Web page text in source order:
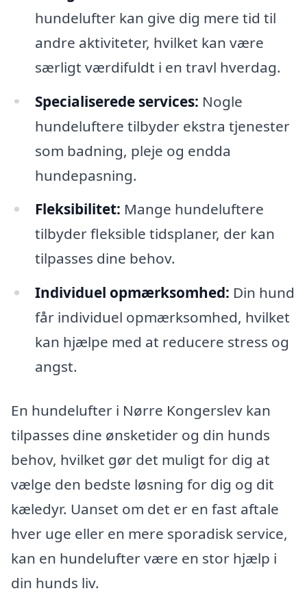
hundelufter kan give dig mere tid til
andre aktiviteter, hvilket kan være
særligt værdifuldt i en travl hverdag.
Specialiserede services: Nogle
hundeluftere tilbyder ekstra tjenester
som badning, pleje og endda
hundepasning.
Fleksibilitet: Mange hundeluftere
tilbyder fleksible tidsplaner, der kan
tilpasses dine behov.
Individuel opmærksomhed: Din hund
får individuel opmærksomhed, hvilket
kan hjælpe med at reducere stress og
angst.
En hundelufter i Nørre Kongerslev kan
tilpasses dine ønsketider og din hunds
behov, hvilket gør det muligt for dig at
vælge den bedste løsning for dig og dit
kæledyr. Uanset om det er en fast aftale
hver uge eller en mere sporadisk service,
kan en hundelufter være en stor hjælp i
din hunds liv.